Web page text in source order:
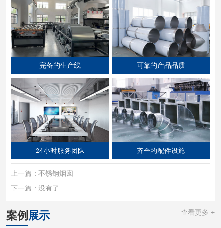
完备的生产线 可靠的产品品质
24小时服务团队 齐全的配件设施
上一篇： 不锈钢烟囱
下一篇： 没有了
案例 展示 查看更多 +